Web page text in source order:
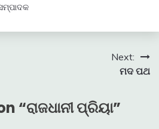
Next:
ମଦ ପଥ
“ରାଜଧାନୀ ପ୍ରିୟା”